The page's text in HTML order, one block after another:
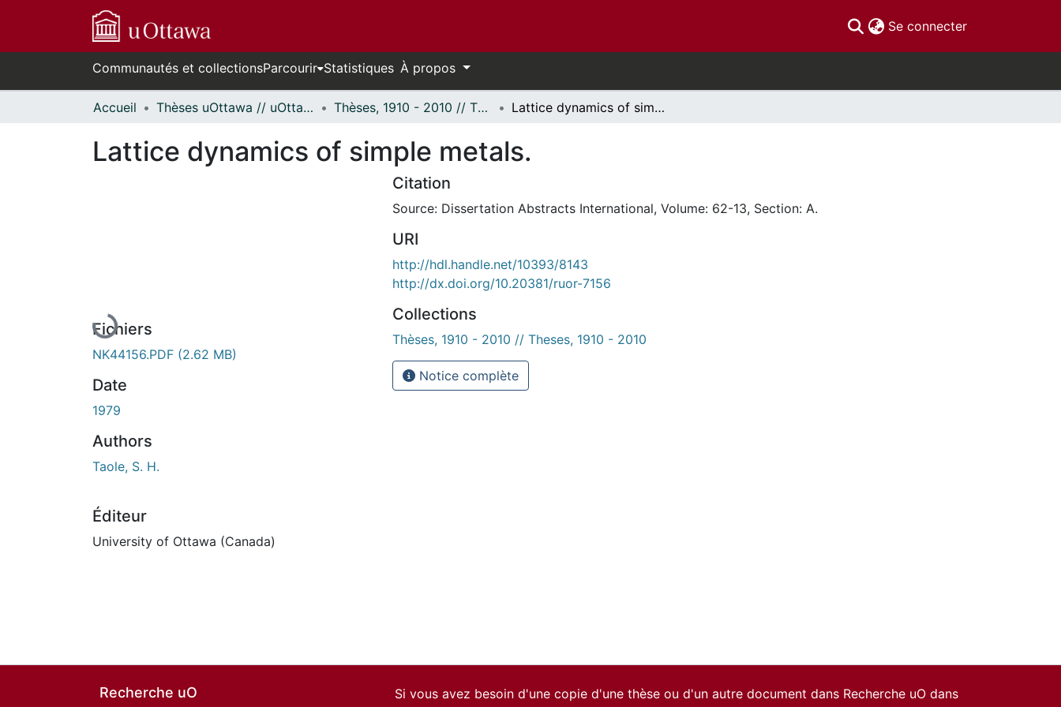
Se connecter(current)
Communautés et collectionsParcourir Statistiques À propos
Accueil Thèses uOttawa // uOttawa Theses Thèses, 1910 - 2010 // Theses, 1910 - 2010 Lattice dynamics of simple metals.
Lattice dynamics of simple metals.
En cours de chargement...
Fichiers
NK44156.PDF (2.62 MB)
Date
1979
Authors
Taole, S. H.
Éditeur
University of Ottawa (Canada)
Citation
Source: Dissertation Abstracts International, Volume: 62-13, Section: A.
URI
http://hdl.handle.net/10393/8143
http://dx.doi.org/10.20381/ruor-7156
Collections
Thèses, 1910 - 2010 // Theses, 1910 - 2010
Notice complète
Recherche uO
Si vous avez besoin d'une copie d'une thèse ou d'un autre document dans Recherche uO dans